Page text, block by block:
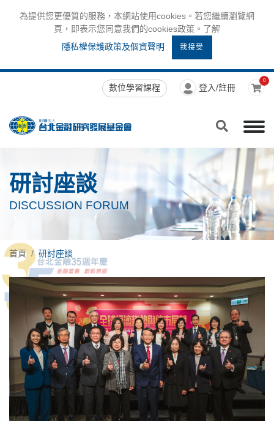
為提供您更優質的服務，本網站使用cookies。若您繼續瀏覽網
頁，即表示您同意我們的cookies政策。了解
隱私權保護政策及個資聲明
我接受
數位學習課程 登入/註冊
0
研討座談
DISCUSSION FORUM
首頁 研討座談